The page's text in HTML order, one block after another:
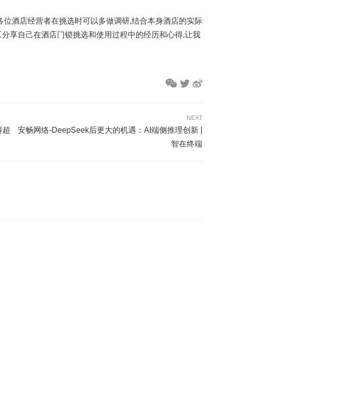
酒店经营者在挑选时可以多做调研,结合本身酒店的实际
享自己在酒店门锁挑选和使用过程中的经历和心得,让我
超
NEXT
安畅网络-DeepSeek后更大的机遇：AI端侧推理创新 |
智在终端